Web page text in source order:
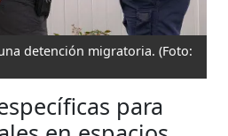
detención migratoria. (Foto:
para